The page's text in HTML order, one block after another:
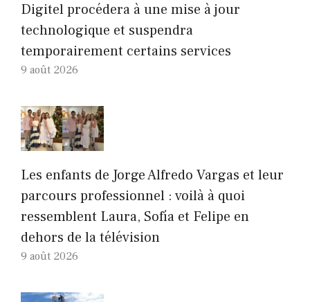
Digitel procédera à une mise à jour
technologique et suspendra
temporairement certains services
9 août 2026
Les enfants de Jorge Alfredo Vargas et leur
parcours professionnel : voilà à quoi
ressemblent Laura, Sofía et Felipe en
dehors de la télévision
9 août 2026